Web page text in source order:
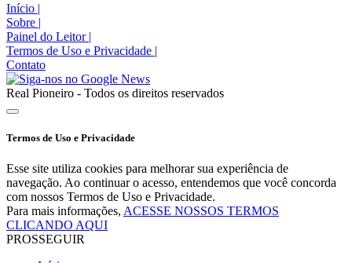
Início |
Sobre |
Painel do Leitor |
Termos de Uso e Privacidade |
Contato
Real Pioneiro - Todos os direitos reservados
Termos de Uso e Privacidade
Esse site utiliza cookies para melhorar sua experiência de
navegação. Ao continuar o acesso, entendemos que você concorda
com nossos Termos de Uso e Privacidade.
Para mais informações, ACESSE NOSSOS TERMOS
CLICANDO AQUI
PROSSEGUIR